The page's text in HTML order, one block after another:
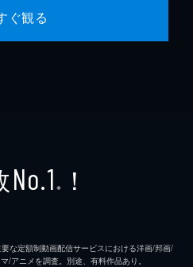
ぐ観る
No.1 ※ ！
な定額制動画配信サービスにおける洋画/邦画/
/アニメを調査。別途、有料作品あり。